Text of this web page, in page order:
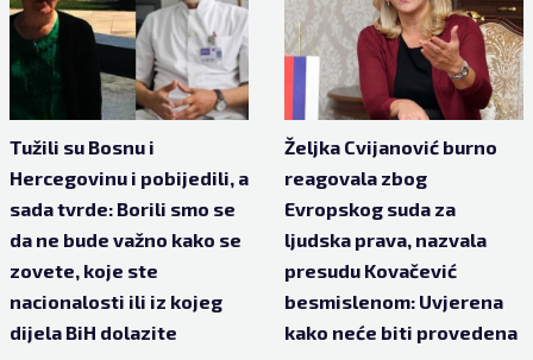
Tužili su Bosnu i
Hercegovinu i pobijedili, a
sada tvrde: Borili smo se
da ne bude važno kako se
zovete, koje ste
nacionalosti ili iz kojeg
dijela BiH dolazite
Željka Cvijanović burno
reagovala zbog
Evropskog suda za
ljudska prava, nazvala
presudu Kovačević
besmislenom: Uvjerena
kako neće biti provedena